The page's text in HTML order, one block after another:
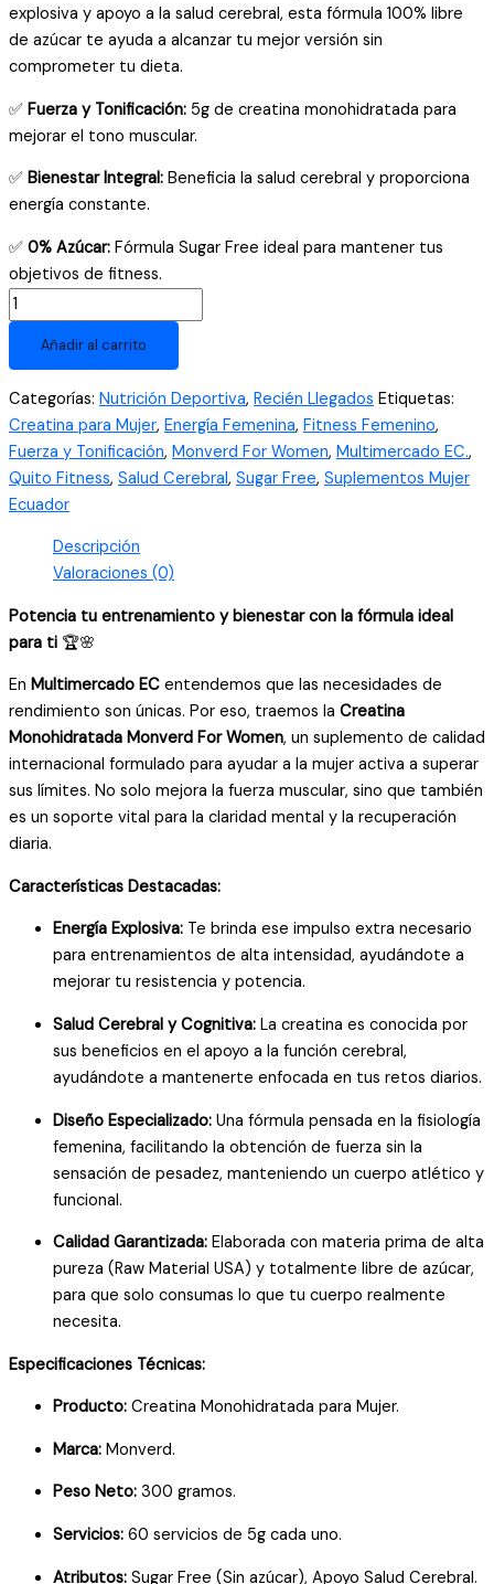
explosiva y apoyo a la salud cerebral, esta fórmula 100% libre
de azúcar te ayuda a alcanzar tu mejor versión sin
comprometer tu dieta.
✅ Fuerza y Tonificación: 5g de creatina monohidratada para
mejorar el tono muscular.
✅ Bienestar Integral: Beneficia la salud cerebral y proporciona
energía constante.
✅ 0% Azúcar: Fórmula Sugar Free ideal para mantener tus
objetivos de fitness.
Creatina
Monohidratada
Monverd
300g
-
60
Servicios
Fuerza,
y
Salud
-
Sugar
Free
cantidad
Añadir al carrito
Categorías: Nutrición Deportiva, Recién Llegados Etiquetas:
Creatina para Mujer, Energía Femenina, Fitness Femenino,
Fuerza y Tonificación, Monverd For Women, Multimercado EC.,
Quito Fitness, Salud Cerebral, Sugar Free, Suplementos Mujer
Ecuador
Descripción
Valoraciones (0)
Potencia tu entrenamiento y bienestar con la fórmula ideal
para ti 🏆🌸
En Multimercado EC entendemos que las necesidades de
rendimiento son únicas. Por eso, traemos la Creatina
Monohidratada Monverd For Women, un suplemento de calidad
internacional formulado para ayudar a la mujer activa a superar
sus límites. No solo mejora la fuerza muscular, sino que también
es un soporte vital para la claridad mental y la recuperación
diaria.
Características Destacadas:
Energía Explosiva: Te brinda ese impulso extra necesario
para entrenamientos de alta intensidad, ayudándote a
mejorar tu resistencia y potencia.
Salud Cerebral y Cognitiva: La creatina es conocida por
sus beneficios en el apoyo a la función cerebral,
ayudándote a mantenerte enfocada en tus retos diarios.
Diseño Especializado: Una fórmula pensada en la fisiología
femenina, facilitando la obtención de fuerza sin la
sensación de pesadez, manteniendo un cuerpo atlético y
funcional.
Calidad Garantizada: Elaborada con materia prima de alta
pureza (Raw Material USA) y totalmente libre de azúcar,
para que solo consumas lo que tu cuerpo realmente
necesita.
Especificaciones Técnicas:
Producto: Creatina Monohidratada para Mujer.
Marca: Monverd.
Peso Neto: 300 gramos.
Servicios: 60 servicios de 5g cada uno.
Atributos: Sugar Free (Sin azúcar), Apoyo Salud Cerebral.